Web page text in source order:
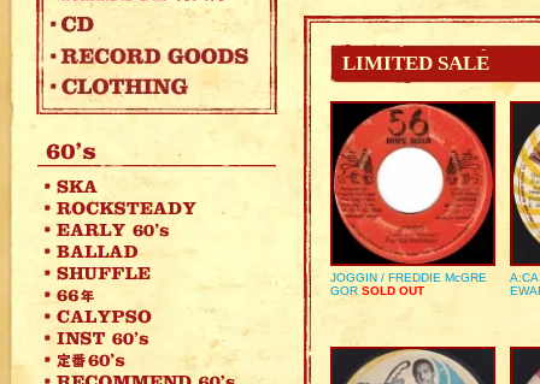
LIMITED SALE
JOGGIN / FREDDIE McGRE
GOR SOLD OUT